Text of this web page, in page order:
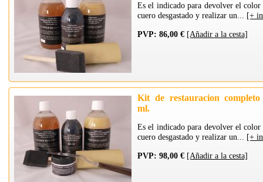
Es el indicado para devolver el color
cuero desgastado y realizar un... [+
PVP: 86,00 € [Añadir a la cesta]
Kit de restauracion completo
ml.
Es el indicado para devolver el color
cuero desgastado y realizar un... [+
PVP: 98,00 € [Añadir a la cesta]